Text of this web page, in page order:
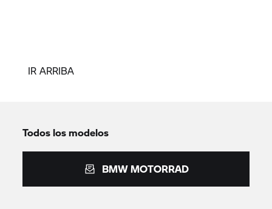
IR ARRIBA
Todos los modelos
BMW MOTORRAD